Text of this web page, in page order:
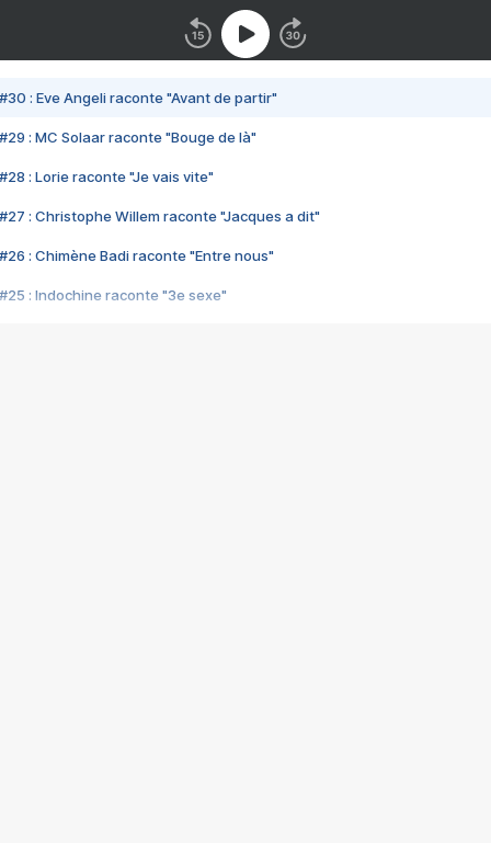
#30 : Eve Angeli raconte "Avant de partir"
#29 : MC Solaar raconte "Bouge de là"
#28 : Lorie raconte "Je vais vite"
#27 : Christophe Willem raconte "Jacques a dit"
#26 : Chimène Badi raconte "Entre nous"
#25 : Indochine raconte "3e sexe"